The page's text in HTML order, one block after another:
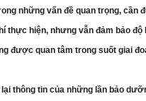
những vấn đề quan trọng,
thực hiện, nhưng vẫn đảm bảo
được quan tâm trong suốt giai
thông tin của những lần bảo